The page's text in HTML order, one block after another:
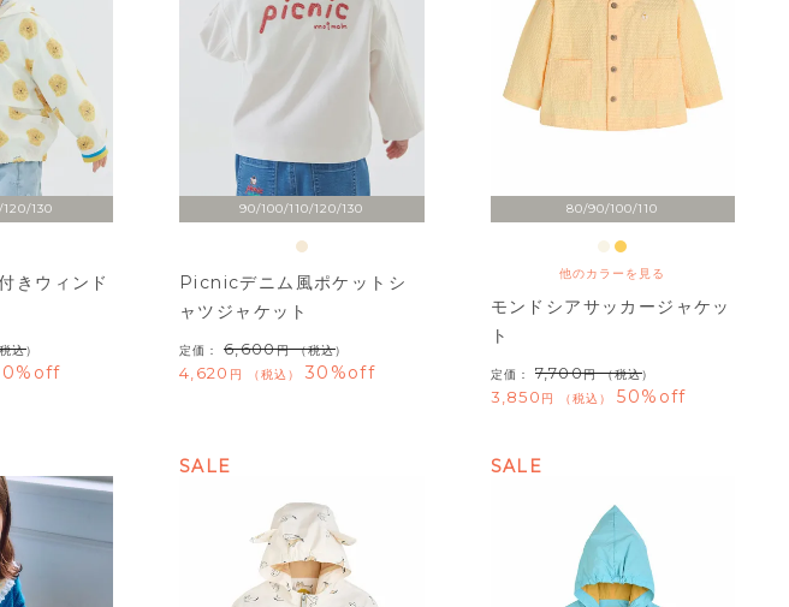
130
きウィンド
込）
90/100/110/120/130
Picnicデニム風ポケットシ
ャツジャケット
定価： 6,600 （税込）
4,620 税込 30%off
80/90/100/110
他のカラーを見る
モンドシアサッカージャケッ
ト
定価： 7,700 （税込）
3,850 税込 50%off
SALE SALE